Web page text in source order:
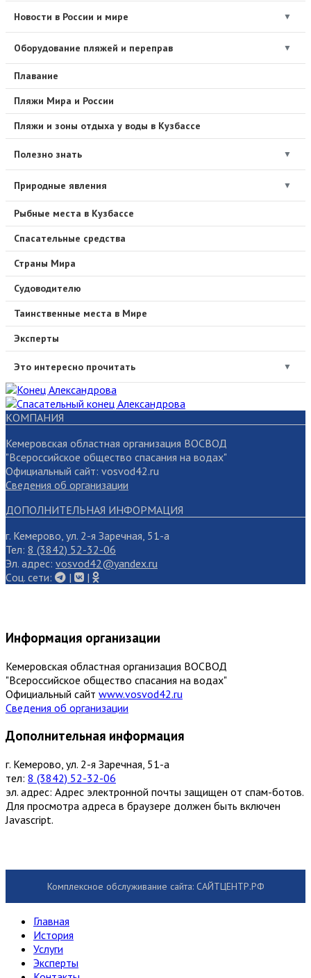
Новости в России и мире ▼
Оборудование пляжей и переправ ▼
Плавание
Пляжи Мира и России
Пляжи и зоны отдыха у воды в Кузбассе
Полезно знать ▼
Природные явления ▼
Рыбные места в Кузбассе
Спасательные средства
Страны Мира
Судоводителю
Таинственные места в Мире
Эксперты
Это интересно прочитать ▼
КОМПАНИЯ
Кемеровская областная организация ВОСВОД
"Всероссийское общество спасания на водах"
Официальный сайт: vosvod42.ru
Сведения об организации
ДОПОЛНИТЕЛЬНАЯ ИНФОРМАЦИЯ
г. Кемерово, ул. 2-я Заречная, 51-а
Тел: 8 (3842) 52-32-06
Эл. адрес: vosvod42@yandex.ru
Cоц. сети:
| |
Информация организации
Кемеровская областная организация ВОСВОД
"Всероссийское общество спасания на водах"
Официальный сайт www.vosvod42.ru
Сведения об организации
Дополнительная информация
г. Кемерово, ул. 2-я Заречная, 51-а
тел: 8 (3842) 52-32-06
эл. адрес: Адрес электронной почты защищен от спам-ботов.
Для просмотра адреса в браузере должен быть включен
Javascript.
Комплексное обслуживание сайта: САЙТЦЕНТР.РФ
Главная
История
Услуги
Эксперты